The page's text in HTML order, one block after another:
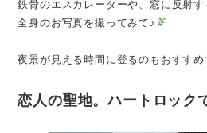
鉄骨のエスカレーターや、窓に反射す
全身のお写真を撮ってみて♪
夜景が見える時間に登るのもおすす
恋人の聖地。ハートロック